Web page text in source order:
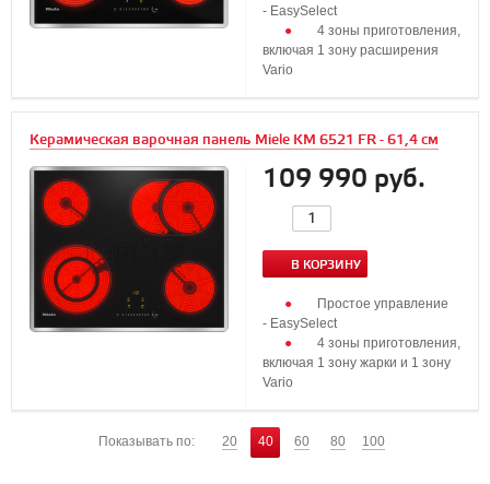
- EasySelect
4 зоны приготовления,
включая 1 зону расширения
Vario
Керамическая варочная панель Miele KM 6521 FR - 61,4 см
109 990 руб.
В КОРЗИНУ
Простое управление
- EasySelect
4 зоны приготовления,
включая 1 зону жарки и 1 зону
Vario
Показывать по: 20 40 60 80 100